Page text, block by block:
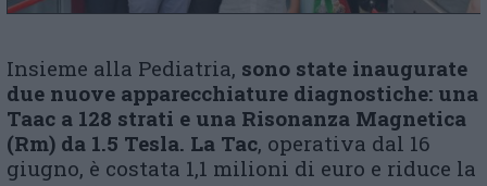
Insieme alla Pediatria, sono state inaugurate
due nuove apparecchiature diagnostiche: una
Taac a 128 strati e una Risonanza Magnetica
(Rm) da 1.5 Tesla. La Tac, operativa dal 16
giugno, è costata 1,1 milioni di euro e riduce la